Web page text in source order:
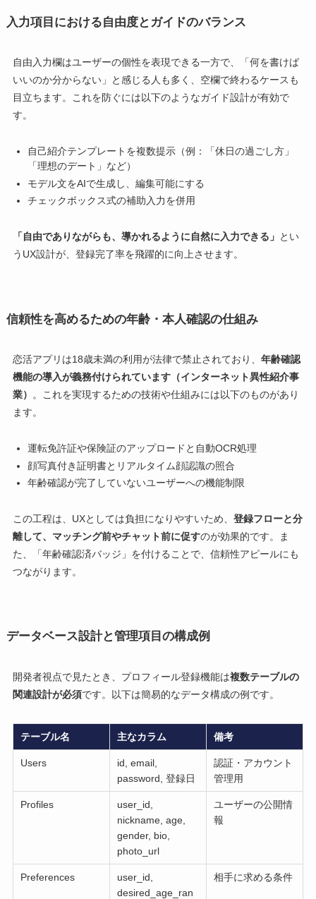
入力項目における自由度とガイドのバランス
自由入力欄はユーザーの個性を表現できる一方で、「何を書けば
いいのか分からない」と感じる人も多く、空欄で終わるケースも
目立ちます。これを防ぐには以下のようなガイド設計が有効で
す。
自己紹介テンプレートを複数提示（例：「休日の過ごし方」
「理想のデート」など）
モデル文をAIで生成し、編集可能にする
チェックボックス式の補助入力を併用
「自由でありながらも、導かれるように自然に入力できる」 とい
うUX設計が、登録完了率を飛躍的に向上させます。
信頼性を高めるための年齢・本人確認の仕組み
恋活アプリは18歳未満の利用が法律で禁止されており、 年齢確認
機能の導入が義務付けられています（インターネット異性紹介事
業）
。これを実現するための技術や仕組みには以下のものがあり
ます。
運転免許証や保険証のアップロードと自動OCR処理
顔写真付き証明書とリアルタイム顔認識の照合
年齢確認が完了していないユーザーへの機能制限
この工程は、UXとしては負担になりやすいため、 登録フローと分
離して、マッチング前やチャット前に促すのが効果的です。ま
た、「年齢確認済バッジ」を付けることで、信頼性アピールにも
つながります。
データベース設計と管理項目の構成例
開発者視点で見たとき、プロフィール登録機能は複数テーブルの
関連設計が必須です。以下は簡易的なデータ構成の例です。
テーブル名 主なカラム 備考
Users
id, email,
password, 登録日
認証・アカウント
管理用
Profiles
user_id,
nickname, age,
gender, bio,
photo_url
ユーザーの公開情
報
Preferences
user_id,
desired_age_ran
相手に求める条件